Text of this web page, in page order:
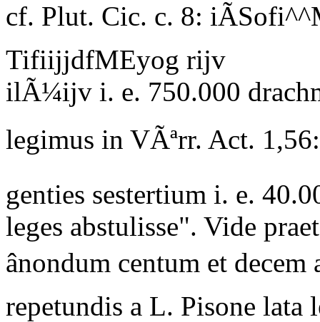
cf. Plut. Cic. c. 8:
TifiijjdfMEyog rijv
ilÃ¼ijv i. e. 750.000
legimus in VÃªrr. Act. 1,56:
genties sestertium i. e.
leges abstulisse". Vide
ânondum centum et
repetundis a L. Pisone lata